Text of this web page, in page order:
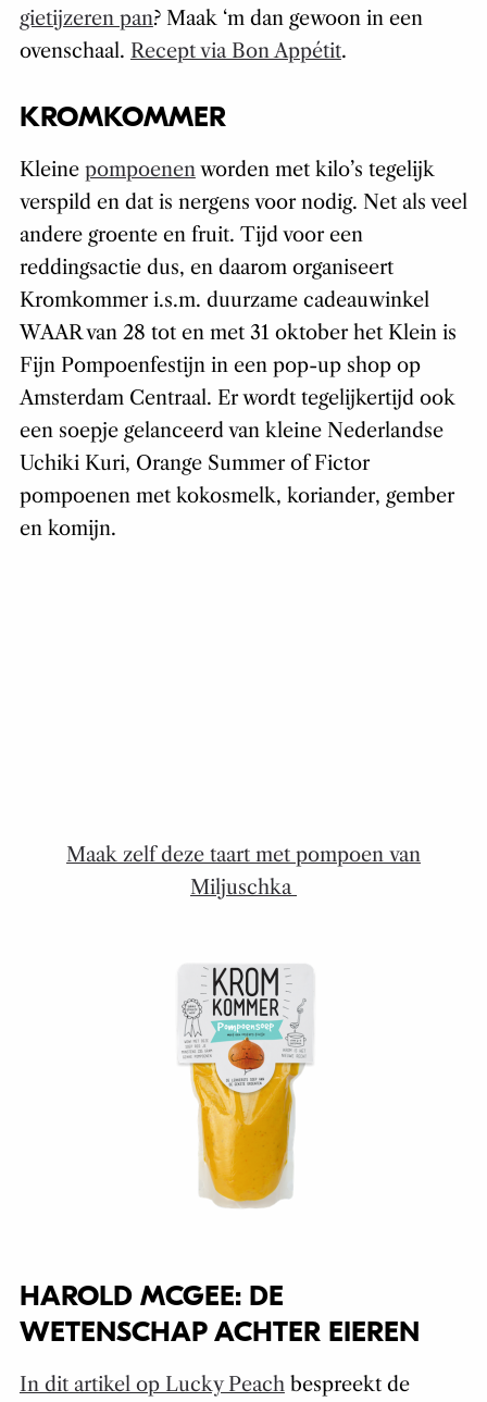
gietijzeren pan? Maak ‘m dan gewoon in een
ovenschaal. Recept via Bon Appétit.
KROMKOMMER
Kleine pompoenenworden met kilo’s tegelijk
verspild en dat is nergens voor nodig. Net als veel
andere groente en fruit. Tijd voor een
reddingsactie dus, en daarom organiseert
Kromkommer i.s.m. duurzame cadeauwinkel
WAAR van 28 tot en met 31 oktober het Klein is
Fijn Pompoenfestijn in een pop-up shop op
Amsterdam Centraal. Er wordt tegelijkertijd ook
een soepje gelanceerd van kleine Nederlandse
Uchiki Kuri, Orange Summer of Fictor
pompoenen met kokosmelk, koriander, gember
en komijn.
Maak zelf deze taart met pompoen van
Miljuschka
HAROLD MCGEE: DE
WETENSCHAP ACHTER EIEREN
In dit artikel op Lucky Peachbespreekt de